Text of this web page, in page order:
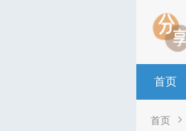
首页
首页 